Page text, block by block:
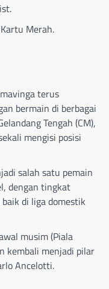
Merah.
terus
bermain di berbagai
Tengah (CM),
mengisi posisi
salah satu pemain
dengan tingkat
di liga domestik
musim (Piala
kembali menjadi pilar
Ancelotti.